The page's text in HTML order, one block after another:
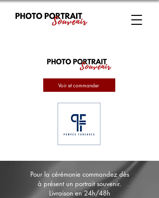
Voir et commander
Pour la cérémonie commandez dès
à présent un portrait souvenir.
Livraison en 24h/48h